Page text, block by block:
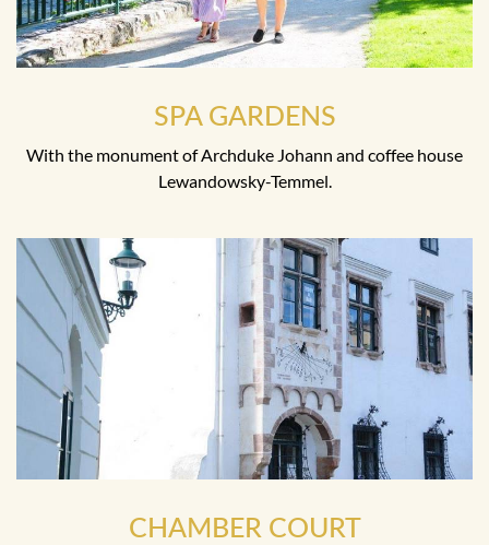
SPA GARDENS
With the monument of Archduke Johann and coffee house
Lewandowsky-Temmel.
CHAMBER COURT